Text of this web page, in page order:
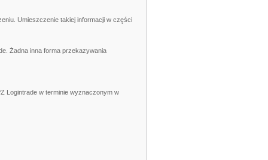
Umieszczenie takiej informacji w części
Żadna inna forma przekazywania
Logintrade w terminie wyznaczonym w